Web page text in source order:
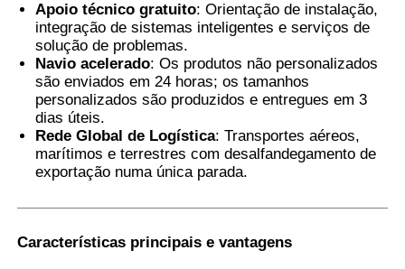
Apoio técnico gratuito: Orientação de instalação,
integração de sistemas inteligentes e serviços de
solução de problemas.
Navio acelerado: Os produtos não personalizados
são enviados em 24 horas; os tamanhos
personalizados são produzidos e entregues em 3
dias úteis.
Rede Global de Logística: Transportes aéreos,
marítimos e terrestres com desalfandegamento de
exportação numa única parada.
Características principais e vantagens